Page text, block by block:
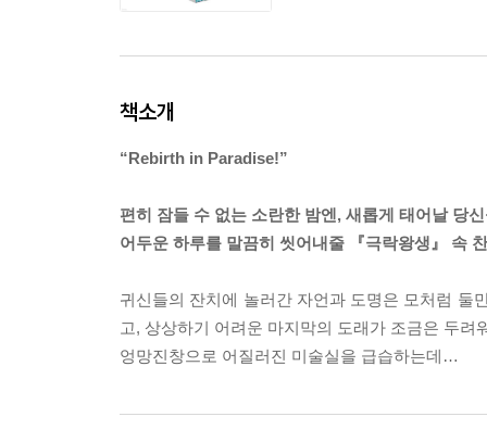
책소개
“Rebirth in Paradise!”
편히 잠들 수 없는 소란한 밤엔, 새롭게 태어날 당
어두운 하루를 말끔히 씻어내줄 『극락왕생』 속
귀신들의 잔치에 놀러간 자언과 도명은 모처럼 둘
고, 상상하기 어려운 마지막의 도래가 조금은 두
엉망진창으로 어질러진 미술실을 급습하는데…